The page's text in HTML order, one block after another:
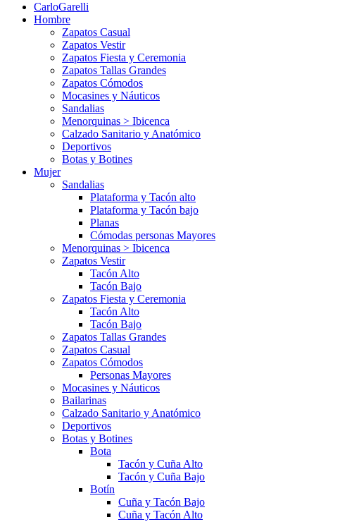
CarloGarelli
Hombre
Zapatos Casual
Zapatos Vestir
Zapatos Fiesta y Ceremonia
Zapatos Tallas Grandes
Zapatos Cómodos
Mocasines y Náuticos
Sandalias
Menorquinas > Ibicenca
Calzado Sanitario y Anatómico
Deportivos
Botas y Botines
Mujer
Sandalias
Plataforma y Tacón alto
Plataforma y Tacón bajo
Planas
Cómodas personas Mayores
Menorquinas > Ibicenca
Zapatos Vestir
Tacón Alto
Tacón Bajo
Zapatos Fiesta y Ceremonia
Tacón Alto
Tacón Bajo
Zapatos Tallas Grandes
Zapatos Casual
Zapatos Cómodos
Personas Mayores
Mocasines y Náuticos
Bailarinas
Calzado Sanitario y Anatómico
Deportivos
Botas y Botines
Bota
Tacón y Cuña Alto
Tacón y Cuña Bajo
Botín
Cuña y Tacón Bajo
Cuña y Tacón Alto